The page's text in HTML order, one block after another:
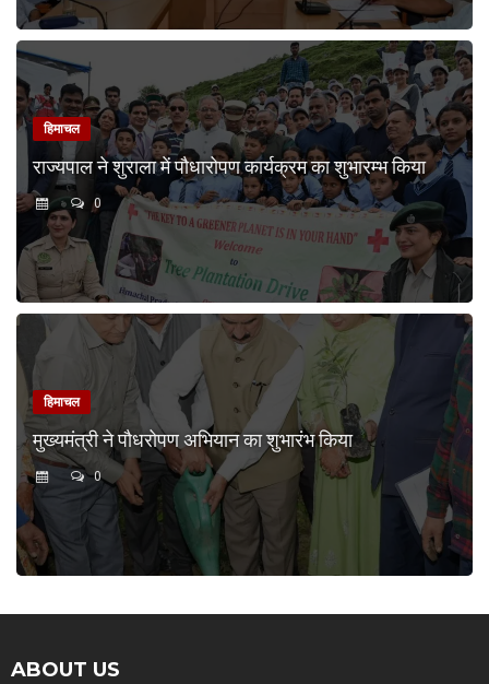
हिमाचल
राज्यपाल ने शुराला में पौधारोपण कार्यक्रम का शुभारम्भ किया
0
हिमाचल
मुख्यमंत्री ने पौधरोपण अभियान का शुभारंभ किया
0
ABOUT US